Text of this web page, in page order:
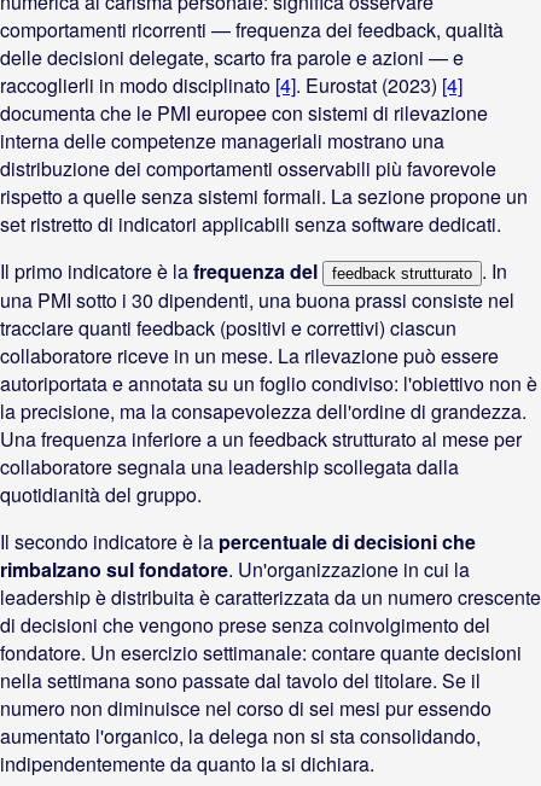
comportamenti ricorrenti — frequenza dei feedback, qualità
delle decisioni delegate, scarto fra parole e azioni — e
raccoglierli in modo disciplinato [4]. Eurostat (2023) [4]
documenta che le PMI europee con sistemi di rilevazione
interna delle competenze manageriali mostrano una
distribuzione dei comportamenti osservabili più favorevole
rispetto a quelle senza sistemi formali. La sezione propone un
set ristretto di indicatori applicabili senza software dedicati.
Il primo indicatore è lafrequenza del feedback strutturato . In
una PMI sotto i 30 dipendenti, una buona prassi consiste nel
tracciare quanti feedback (positivi e correttivi) ciascun
collaboratore riceve in un mese. La rilevazione può essere
autoriportata e annotata su un foglio condiviso: l'obiettivo non è
la precisione, ma la consapevolezza dell'ordine di grandezza.
Una frequenza inferiore a un feedback strutturato al mese per
collaboratore segnala una leadership scollegata dalla
quotidianità del gruppo.
Il secondo indicatore è la percentuale di decisioni che
rimbalzano sul fondatore. Un'organizzazione in cui la
leadership è distribuita è caratterizzata da un numero crescente
di decisioni che vengono prese senza coinvolgimento del
fondatore. Un esercizio settimanale: contare quante decisioni
nella settimana sono passate dal tavolo del titolare. Se il
numero non diminuisce nel corso di sei mesi pur essendo
aumentato l'organico, la delega non si sta consolidando,
indipendentemente da quanto la si dichiara.